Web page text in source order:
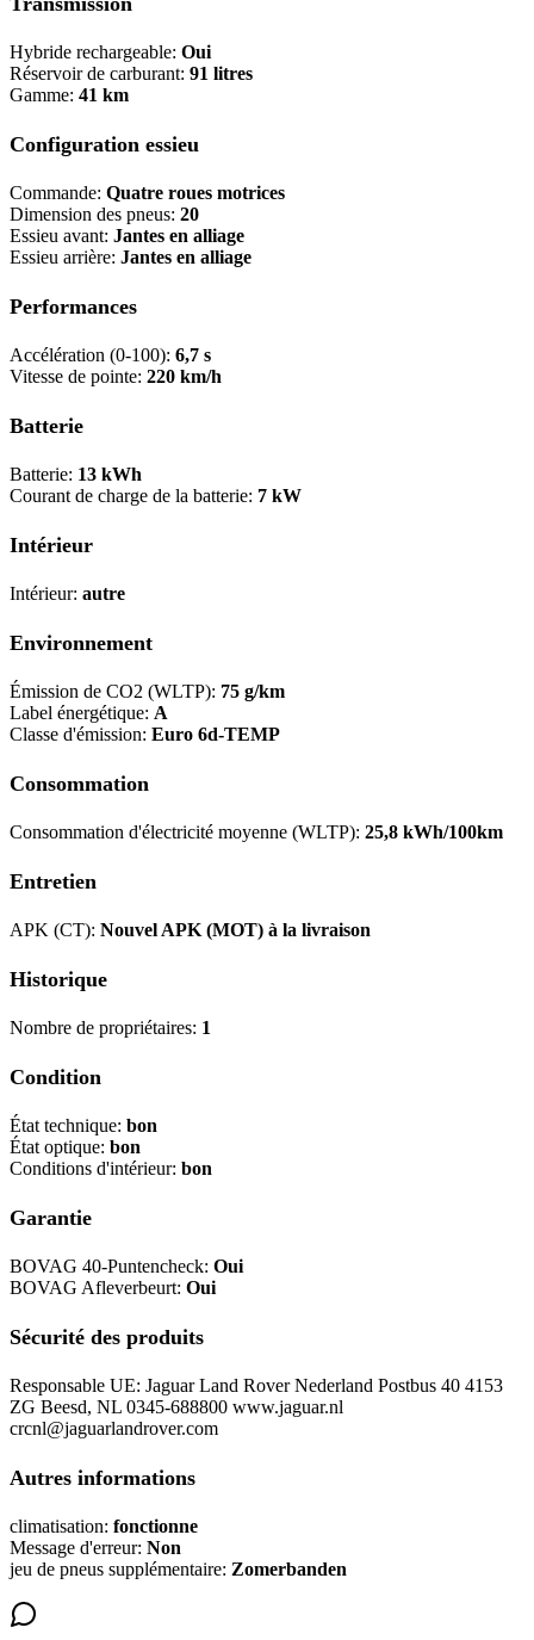
Hybride rechargeable: Oui
Réservoir de carburant: 91 litres
Gamme: 41 km
Configuration essieu
Commande: Quatre roues motrices
Dimension des pneus: 20
Essieu avant: Jantes en alliage
Essieu arrière: Jantes en alliage
Performances
Accélération (0-100): 6,7 s
Vitesse de pointe: 220 km/h
Batterie
Batterie: 13 kWh
Courant de charge de la batterie: 7 kW
Intérieur
Intérieur: autre
Environnement
Émission de CO2 (WLTP): 75 g/km
Label énergétique: A
Classe d'émission: Euro 6d-TEMP
Consommation
Consommation d'électricité moyenne (WLTP): 25,8 kWh/100km
Entretien
APK (CT): Nouvel APK (MOT) à la livraison
Historique
Nombre de propriétaires: 1
Condition
État technique: bon
État optique: bon
Conditions d'intérieur: bon
Garantie
BOVAG 40-Puntencheck: Oui
BOVAG Afleverbeurt: Oui
Sécurité des produits
Responsable UE: Jaguar Land Rover Nederland Postbus 40 4153
ZG Beesd, NL 0345-688800 www.jaguar.nl
crcnl@jaguarlandrover.com
Autres informations
climatisation: fonctionne
Message d'erreur: Non
jeu de pneus supplémentaire: Zomerbanden